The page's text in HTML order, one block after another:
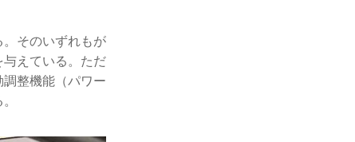
そのいずれもが
えている。ただ
整機能（パワー